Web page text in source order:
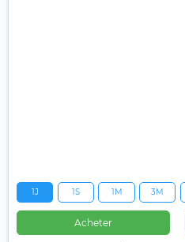
1J 1S 1M 3M
Acheter